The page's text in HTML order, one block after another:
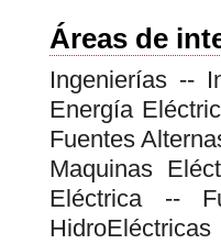
Áreas de
Ingenierías --
Energía
Fuentes
Maquinas
Eléctrica --
HidroEléctricas